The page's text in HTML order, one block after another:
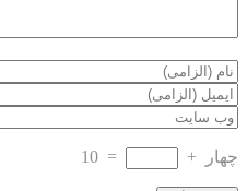
چهار +
=
10